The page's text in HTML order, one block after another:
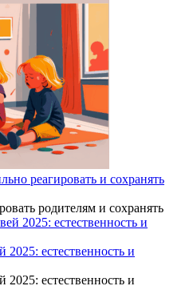
реагировать и сохранять
родителям и сохранять
естественность и
естественность и